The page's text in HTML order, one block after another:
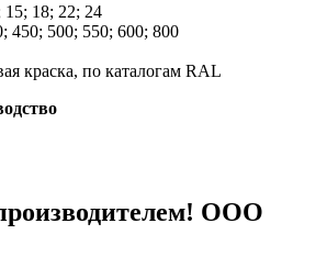
18; 22; 24
450; 500; 550; 600; 800
краска, по каталогам RAL
ООО